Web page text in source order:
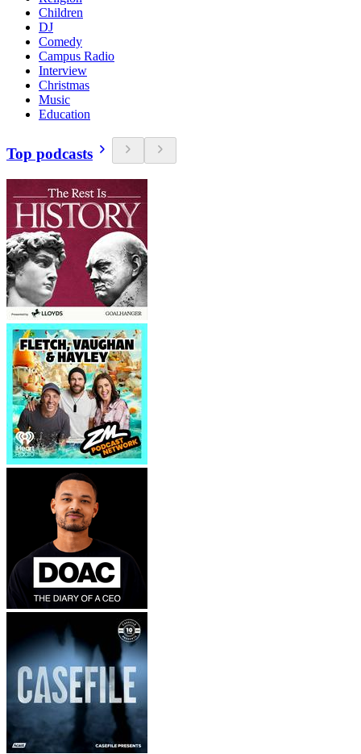
Children
DJ
Comedy
Campus Radio
Interview
Christmas
Music
Education
Top podcasts